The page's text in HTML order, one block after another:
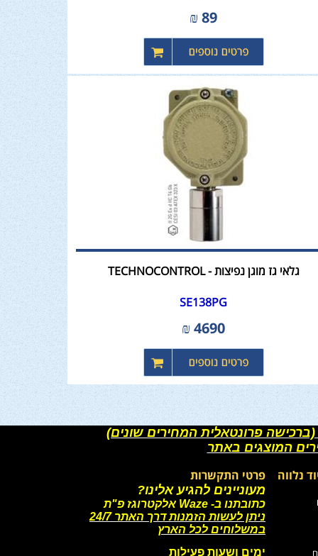
89
₪
גלאי גז מוגן נפיצות - TECHNOCONTROL
SE138PG
4690
₪
פרונטאלית המחירים שונים)
המוצגים באתר
נלווה פרטי התקשרות
מעוניינים להגיע אלינו?
כתובתנו ב- Waze אלקטרוגז פ"ת
ניתן לעשות הזמנות דרך האתר 24/7
במשלוחים לכל הארץ
ימים ושעות פעילות